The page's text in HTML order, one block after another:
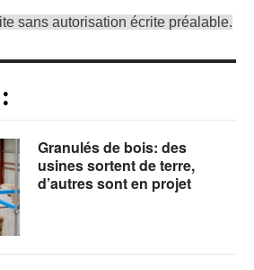
sans autorisation écrite préalable.
Granulés de bois: des
usines sortent de terre,
d’autres sont en projet